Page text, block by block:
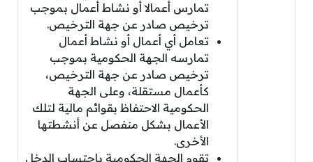
تمارس أعمالا أو نشاط أعمال بموجب
ترخيص صادر عن جهة الترخيص.
تعامل أي أعمال أو نشاط أعمال
تمارسه الجهة الحكومية بموجب
ترخيص صادر عن جهة الترخيص،
كأعمال مستقلة، وعلى الجهة
الحكومية الاحتفاظ بقوائم مالية لتلك
الأعمال بشكل منفصل عن أنشطتها
الأخرى.
تقوم الجهة الحكومية باحتساب الدخل